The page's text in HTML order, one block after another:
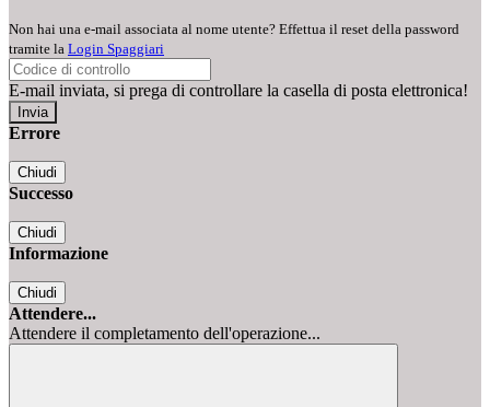
Non hai una e-mail associata al nome utente? Effettua il reset della password
tramite la Login Spaggiari
E-mail inviata, si prega di controllare la casella di posta elettronica!
Errore
Chiudi
Successo
Chiudi
Informazione
Chiudi
Attendere...
Attendere il completamento dell'operazione...